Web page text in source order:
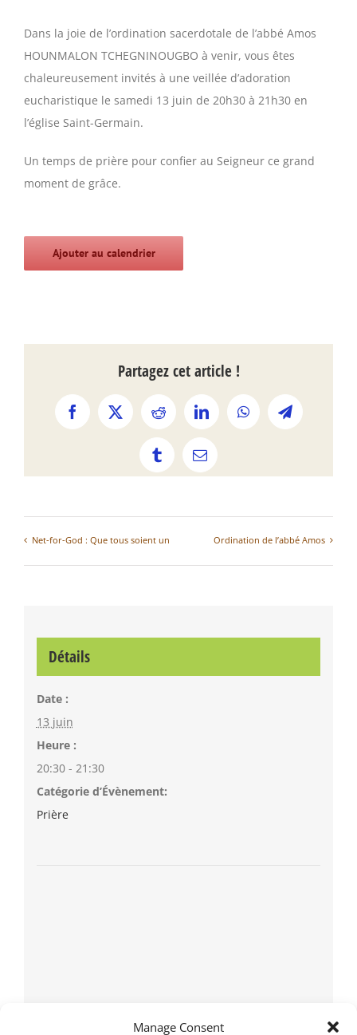
Manage Consent
Dans la joie de l’ordination sacerdotale de l’abbé Amos
HOUNMALON TCHEGNINOUGBO à venir, vous êtes
chaleureusement invités à une veillée d’adoration
eucharistique le samedi 13 juin de 20h30 à 21h30 en
l’église Saint-Germain.
Un temps de prière pour confier au Seigneur ce grand
moment de grâce.
Ajouter au calendrier
Partagez cet article !
Facebook
X Reddit LinkedInWhatsAppTelegram
TumblrEmail
Net-for-God : Que tous soient un Ordination de l’abbé Amos
Détails
Date :
13 juin
Heure :
20:30 - 21:30
Catégorie d’Évènement:
Prière